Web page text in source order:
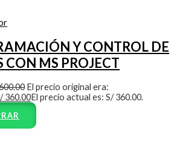
Y CONTROL DE
CON MS PROJECT
El precio original era:
360.00El precio actual es: S/ 360.00.